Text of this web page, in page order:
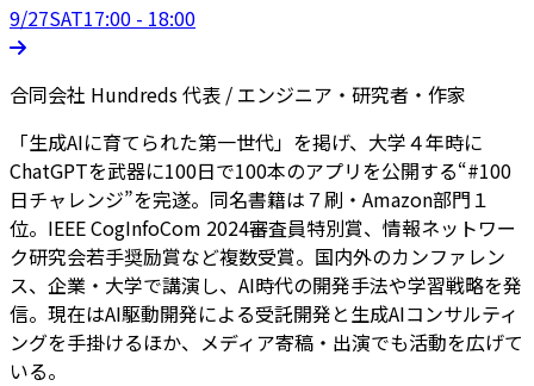
9/27SAT17:00 - 18:00
合同会社 Hundreds 代表 / エンジニア・研究者・作家
「生成AIに育てられた第一世代」を掲げ、大学４年時に
ChatGPTを武器に100日で100本のアプリを公開する“#100
日チャレンジ”を完遂。同名書籍は７刷・Amazon部門１
位。IEEE CogInfoCom 2024審査員特別賞、情報ネットワー
ク研究会若手奨励賞など複数受賞。国内外のカンファレン
ス、企業・大学で講演し、AI時代の開発手法や学習戦略を発
信。現在はAI駆動開発による受託開発と生成AIコンサルティ
ングを手掛けるほか、メディア寄稿・出演でも活動を広げて
いる。